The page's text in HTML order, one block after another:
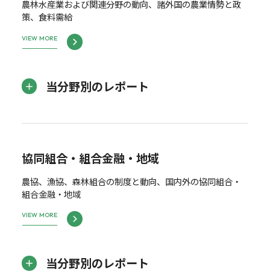
農林水産業および関連分野の動向、諸外国の農業情勢と政
策、食料需給
VIEW MORE
当分野別のレポート
協同組合・組合金融・地域
農協、漁協、森林組合の制度と動向、国内外の協同組合・
組合金融・地域
VIEW MORE
当分野別のレポート